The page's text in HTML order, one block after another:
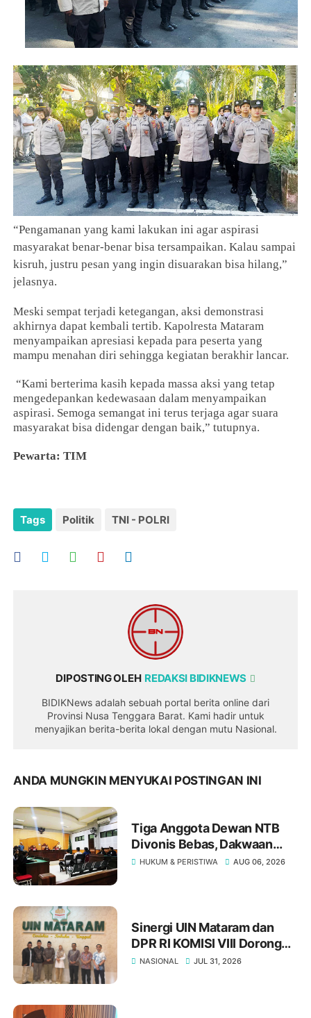
“Pengamanan yang kami lakukan ini agar aspirasi
masyarakat benar-benar bisa tersampaikan. Kalau sampai
kisruh, justru pesan yang ingin disuarakan bisa hilang,”
jelasnya.
Meski sempat terjadi ketegangan, aksi demonstrasi
akhirnya dapat kembali tertib. Kapolresta Mataram
menyampaikan apresiasi kepada para peserta yang
mampu menahan diri sehingga kegiatan berakhir lancar.
“Kami berterima kasih kepada massa aksi yang tetap
mengedepankan kedewasaan dalam menyampaikan
aspirasi. Semoga semangat ini terus terjaga agar suara
masyarakat bisa didengar dengan baik,” tutupnya.
Pewarta: TIM
Tags Politik TNI - POLRI
DIPOSTING OLEH REDAKSI BIDIKNEWS
BIDIKNews adalah sebuah portal berita online dari
Provinsi Nusa Tenggara Barat. Kami hadir untuk
menyajikan berita-berita lokal dengan mutu Nasional.
ANDA MUNGKIN MENYUKAI POSTINGAN INI
Tiga Anggota Dewan NTB
Divonis Bebas, Dakwaan
Pasal Gratifikasi Oleh JPU
HUKUM & PERISTIWA AUG 06, 2026
Sinergi UIN Mataram dan
DPR RI KOMISI VIII Dorong
Kolaborasi Strategis
NASIONAL JUL 31, 2026